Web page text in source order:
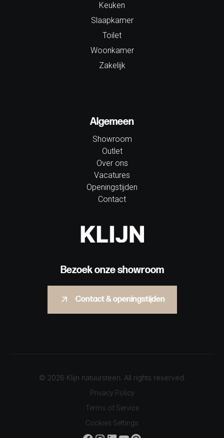
Keuken
Slaapkamer
Toilet
Woonkamer
Zakelijk
Algemeen
Showroom
Outlet
Over ons
Vacatures
Openingstijden
Contact
Bezoek onze showroom
Contact & openingstijden
© 2026 Klijn natuursteen. All rights reserved.
Privacy Policy
Terms of Service
Cookies Settings